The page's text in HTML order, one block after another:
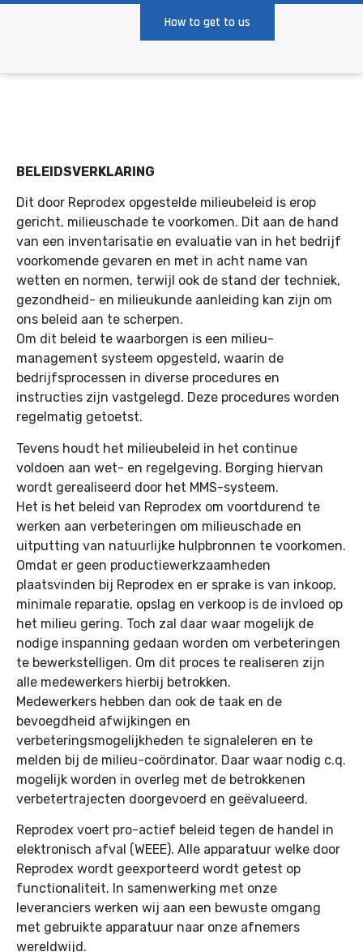
How to get to us
BELEIDSVERKLARING
Dit door Reprodex opgestelde milieubeleid is erop
gericht, milieuschade te voorkomen. Dit aan de hand
van een inventarisatie en evaluatie van in het bedrijf
voorkomende gevaren en met in acht name van
wetten en normen, terwijl ook de stand der techniek,
gezondheid- en milieukunde aanleiding kan zijn om
ons beleid aan te scherpen.
Om dit beleid te waarborgen is een milieu-
management systeem opgesteld, waarin de
bedrijfsprocessen in diverse procedures en
instructies zijn vastgelegd. Deze procedures worden
regelmatig getoetst.
Tevens houdt het milieubeleid in het continue
voldoen aan wet- en regelgeving. Borging hiervan
wordt gerealiseerd door het MMS-systeem.
Het is het beleid van Reprodex om voortdurend te
werken aan verbeteringen om milieuschade en
uitputting van natuurlijke hulpbronnen te voorkomen.
Omdat er geen productiewerkzaamheden
plaatsvinden bij Reprodex en er sprake is van inkoop,
minimale reparatie, opslag en verkoop is de invloed op
het milieu gering. Toch zal daar waar mogelijk de
nodige inspanning gedaan worden om verbeteringen
te bewerkstelligen. Om dit proces te realiseren zijn
alle medewerkers hierbij betrokken.
Medewerkers hebben dan ook de taak en de
bevoegdheid afwijkingen en
verbeteringsmogelijkheden te signaleleren en te
melden bij de milieu-coördinator. Daar waar nodig c.q.
mogelijk worden in overleg met de betrokkenen
verbetertrajecten doorgevoerd en geëvalueerd.
Reprodex voert pro-actief beleid tegen de handel in
elektronisch afval (WEEE). Alle apparatuur welke door
Reprodex wordt geexporteerd wordt getest op
functionaliteit. In samenwerking met onze
leveranciers werken wij aan een bewuste omgang
met gebruikte apparatuur naar onze afnemers
wereldwijd.